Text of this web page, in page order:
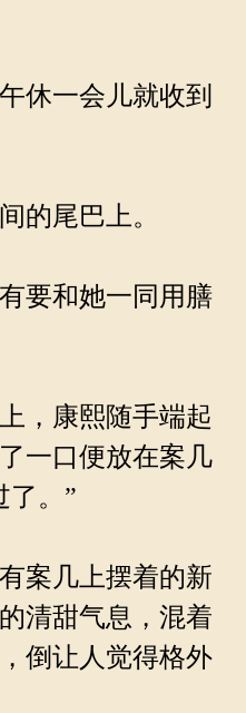
休一会儿就收到
的尾巴上。
要和她一同用膳
，康熙随手端起
一口便放在案几
了。”
案几上摆着的新
清甜气息，混着
倒让人觉得格外